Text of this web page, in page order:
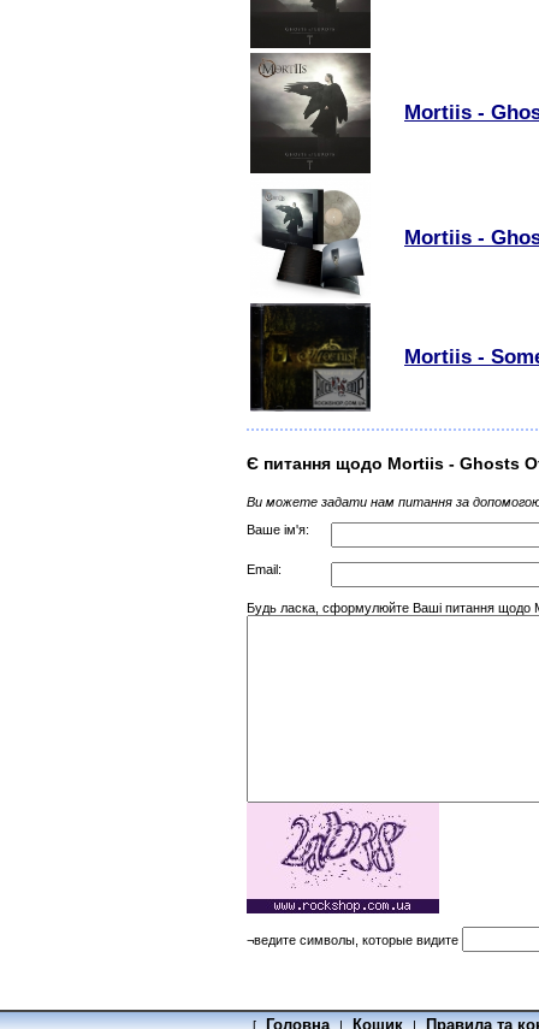
Mortiis -
Mortiis -
Mortiis -
Є питання щодо Mortiis - Ghosts
Ви можете задати нам питання за
Ваше ім'я:
Email:
Будь ласка, сформулюйте Ваші питання щодо
¬ведите символы, которые видите
[ Головна | Кошик | Правила та